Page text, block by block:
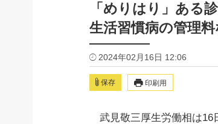
「めりはり」ある
生活習慣病の管理
2024年02月16日 12:06
保存 印刷用
武見敬三厚生労働相は16